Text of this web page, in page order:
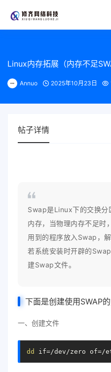
Linux内存拓展（内存不足
Annuo 2025年10月23日
帖子详情
Swap是Linux下的交换分
内存，当物理内存不足时
用到的程序放入Swap，
若系统安装时开辟的
建Swap文件。
下面是创建使用SWAP的
一、创建文件
dd if=/dev/zero of=/